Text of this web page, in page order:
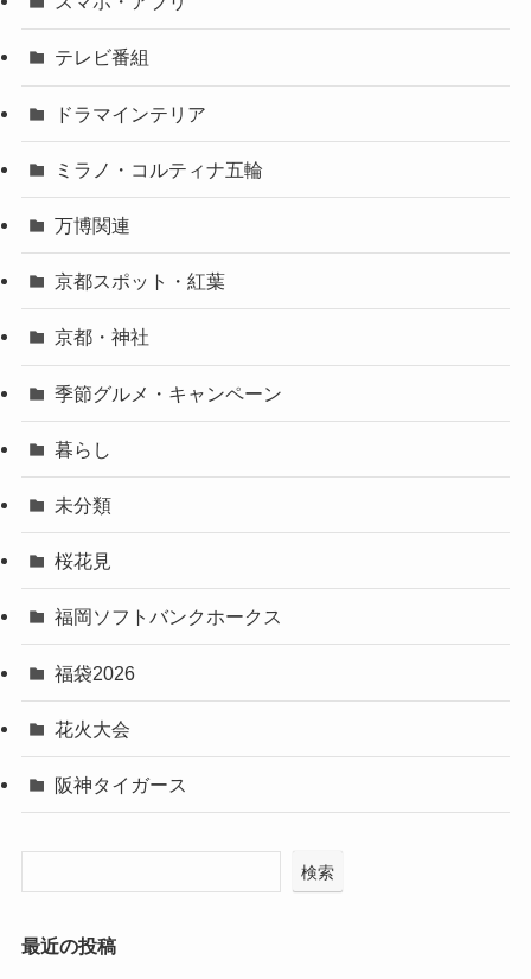
テレビ番組
ドラマインテリア
ミラノ・コルティナ五輪
万博関連
京都スポット・紅葉
京都・神社
季節グルメ・キャンペーン
暮らし
未分類
桜花見
福岡ソフトバンクホークス
福袋2026
花火大会
阪神タイガース
検索
最近の投稿